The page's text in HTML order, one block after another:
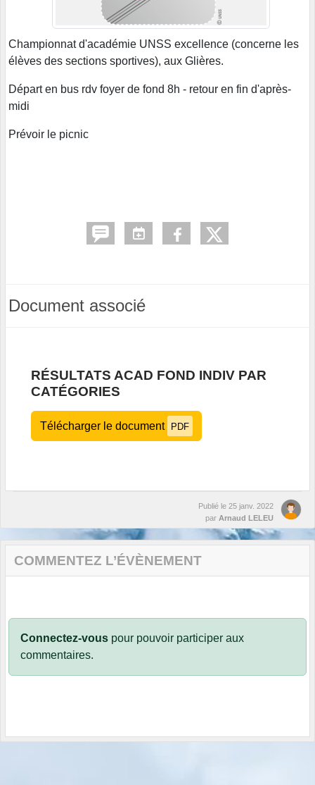
Championnat d'académie UNSS excellence (concerne les
élèves des sections sportives), aux Glières.
Départ en bus rdv foyer de fond 8h - retour en fin d'après-
midi
Prévoir le picnic
Document associé
RÉSULTATS ACAD FOND INDIV PAR
CATÉGORIES
Télécharger le document PDF
Publié le 25 janv. 2022
par Arnaud LELEU
COMMENTEZ L’ÉVÈNEMENT
Connectez-vous pour pouvoir participer aux
commentaires.